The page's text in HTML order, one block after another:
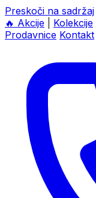
Preskoči na sadržaj
🔥 Akcije Kolekcije
Prodavnice Kontakt